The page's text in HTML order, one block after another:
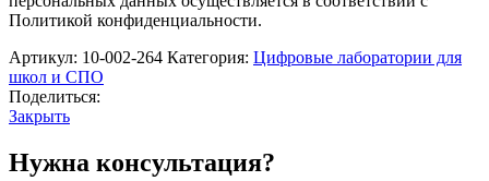
ученика.
Профильный)
Политикой конфиденциальности.
Артикул: 10-002-264 Категория: Цифровые лаборатории для
школ и СПО
Поделиться:
Закрыть
Нужна консультация?